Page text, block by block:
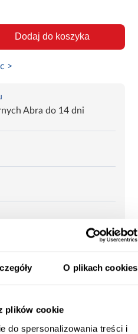
O plikach cookies
plików cookie
do spersonalizowania treści i
Dodaj do koszyka
>
Abra do 14 dni